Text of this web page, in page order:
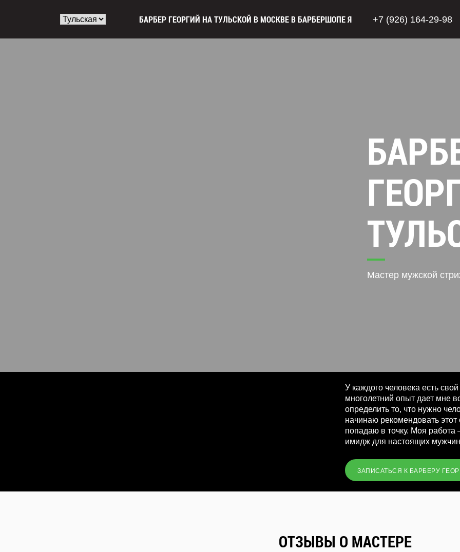
БАРБЕР ГЕОРГИЙ НА ТУЛЬСКОЙ В МОСКВЕ В БАРБЕРШОПЕ Я +7 (926) 164-29-98
Мастер мужской
У каждого человека есть
многолетний опыт дает мне
определить то, что нужно
начинаю рекомендовать этот
попадаю в точку. Моя работа
имидж для настоящих
ЗАПИСАТЬСЯ К БАРБЕРУ
ОТЗЫВЫ О МАСТЕРЕ